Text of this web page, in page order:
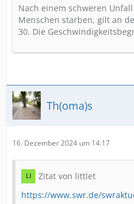
Nach einem schweren
Menschen starben, gilt an
30. Die
Th(oma)s
16. Dezember 2024 um 14:17
Zitat von littlet
https://www.swr.de/